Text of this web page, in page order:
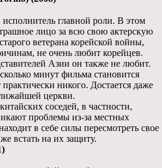
главной роли. В этом
лицо за всю свою актерскую
ветерана корейской войны,
не очень любит корейцев.
Азии он также не любит.
минут фильма становится
никого. Достается даже
церкви.
соседей, в частности,
проблемы из-за местных
в себе силы пересмотреть свое
встать на их защиту.